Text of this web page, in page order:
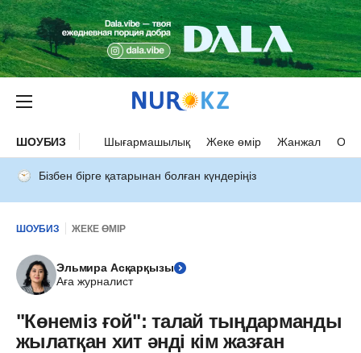
ШОУБИЗ Шығармашылық Жеке өмір Жанжал
Бізбен бірге қатарынан болған күндеріңіз
ШОУБИЗ ЖЕКЕ ӨМІР
Эльмира Асқарқызы
Аға журналист
"Көнеміз ғой": талай тыңдарманды
жылатқан хит әнді кім жазған